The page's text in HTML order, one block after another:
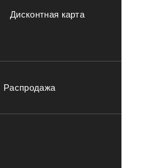
Дисконтная карта
Распродажа